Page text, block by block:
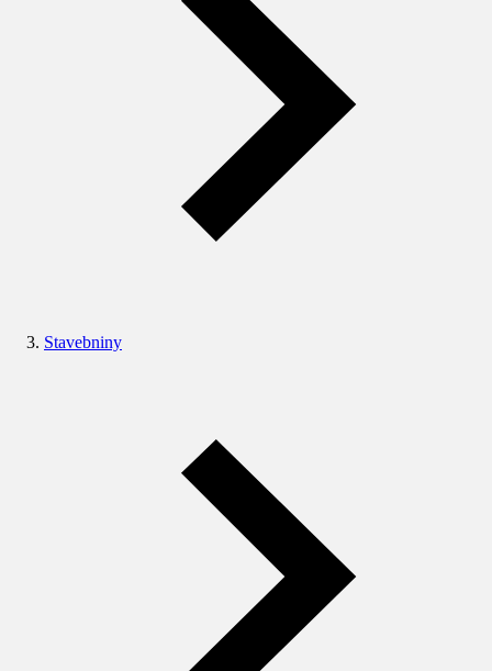
Stavebniny